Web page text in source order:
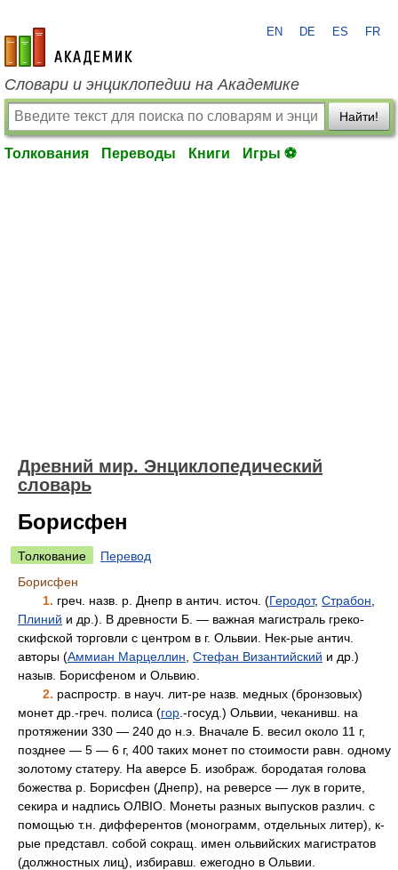
academic.ru
EN DE ES FR
Словари и энциклопедии на Академике
Найти!
Толкования Переводы Книги Игры ⚽
Древний мир. Энциклопедический
словарь
Борисфен
Толкование
Перевод
Борисфен
1. греч. назв. р. Днепр в антич. источ. (Геродот, Страбон
Плиний и др.). В древности Б. — важная магистраль греко-
скифской торговли с центром в г. Ольвии. Нек-рые антич.
авторы (Аммиан Марцеллин Стефан Византийский и др.)
назыв. Борисфеном и Ольвию.
2. распростр. в науч. лит-ре назв. медных (бронзовых)
монет др.-греч. полиса (гор .-госуд.) Ольвии, чеканивш. на
протяжении 330 — 240 до н.э. Вначале Б. весил около 11 г,
позднее — 5 — 6 г, 400 таких монет по стоимости равн. одному
золотому статеру. На аверсе Б. изображ. бородатая голова
божества р. Борисфен (Днепр), на реверсе — лук в горите,
секира и надпись ОЛВIO. Монеты разных выпусков различ. с
помощью т.н. дифферентов (монограмм, отдельных литер), к-
рые представл. собой сокращ. имен ольвийских магистратов
(должностных лиц), избиравш. ежегодно в Ольвии.